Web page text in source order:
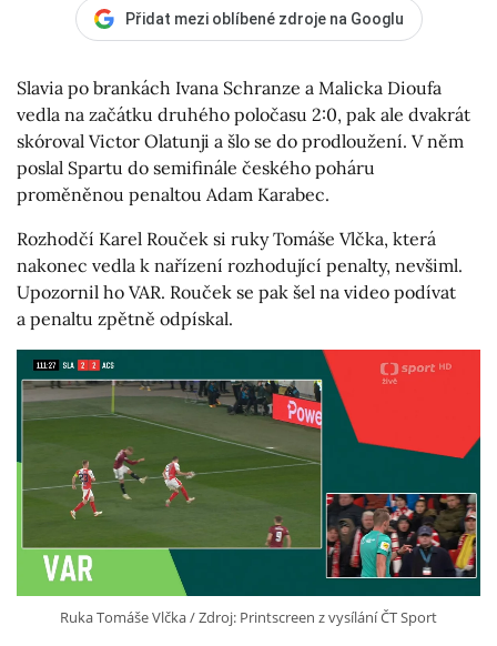
Přidat mezi oblíbené zdroje na Googlu
Slavia po brankách Ivana Schranze a Malicka Dioufa
vedla na začátku druhého poločasu 2:0, pak ale dvakrát
skóroval Victor Olatunji a šlo se do prodloužení. V něm
poslal Spartu do semifinále českého poháru
proměněnou penaltou Adam Karabec.
Rozhodčí Karel Rouček si ruky Tomáše Vlčka, která
nakonec vedla k nařízení rozhodující penalty, nevšiml.
Upozornil ho VAR. Rouček se pak šel na video podívat
a penaltu zpětně odpískal.
Ruka Tomáše Vlčka / Zdroj: Printscreen z vysílání ČT Sport